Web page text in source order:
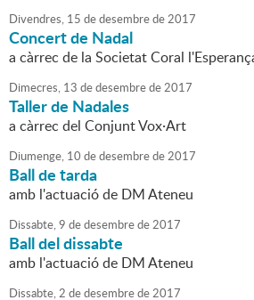
Divendres, 15 dedesembrede2017
Concert de Nadal
a càrrec de la Societat Coral
Dimecres, 13 dedesembrede2017
Taller de Nadales
a càrrec del Conjunt Vox·Art
Diumenge, 10 dedesembrede2017
Ball de tarda
amb l'actuació de DM Ateneu
Dissabte,9 dedesembrede2017
Ball del dissabte
amb l'actuació de DM Ateneu
Dissabte,2 dedesembrede2017